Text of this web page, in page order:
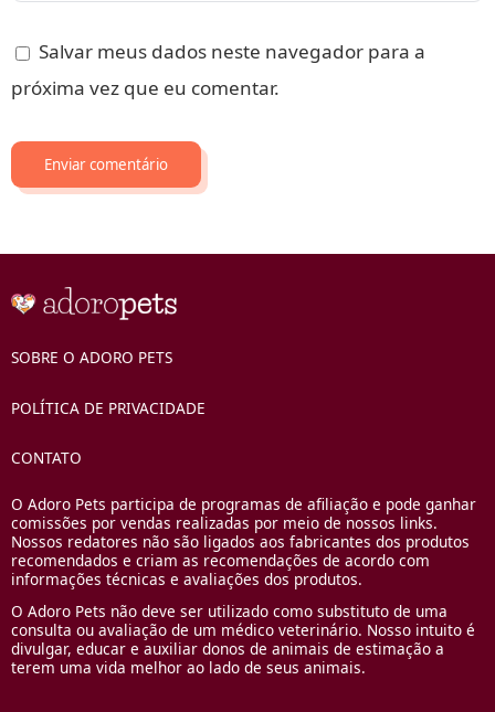
Salvar meus dados neste navegador para a
próxima vez que eu comentar.
SOBRE O ADORO PETS
POLÍTICA DE PRIVACIDADE
CONTATO
O Adoro Pets participa de programas de afiliação e pode ganhar
comissões por vendas realizadas por meio de nossos links.
Nossos redatores não são ligados aos fabricantes dos produtos
recomendados e criam as recomendações de acordo com
informações técnicas e avaliações dos produtos.
O Adoro Pets não deve ser utilizado como substituto de uma
consulta ou avaliação de um médico veterinário. Nosso intuito é
divulgar, educar e auxiliar donos de animais de estimação a
terem uma vida melhor ao lado de seus animais.